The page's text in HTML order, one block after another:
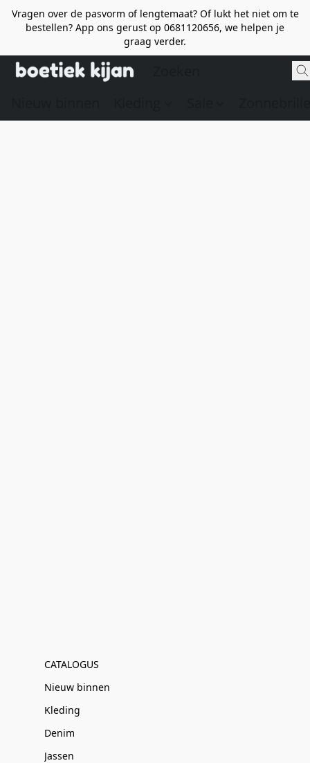
Vragen over de pasvorm of lengtemaat? Of lukt het niet om te
bestellen? App ons gerust op 0681120656, we helpen je
graag verder.
CATALOGUS
Nieuw binnen
Kleding
Denim
Jassen